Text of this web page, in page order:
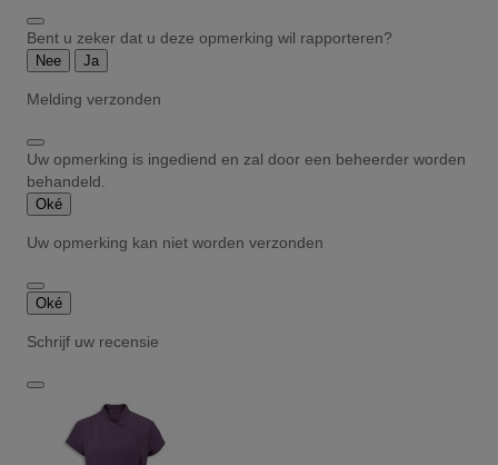
Bent u zeker dat u deze opmerking wil rapporteren?
Nee Ja
Melding verzonden
Uw opmerking is ingediend en zal door een beheerder worden
behandeld.
Oké
Uw opmerking kan niet worden verzonden
Oké
Schrijf uw recensie